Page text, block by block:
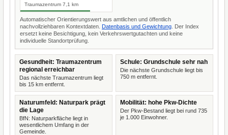
Traumazentrum 7,1 km
Automatischer Orientierungswert aus amtlichen und öffentlich
nachvollziehbaren Kontextdaten. Datenbasis und Gewichtung . Der Index
ersetzt keine Besichtigung, kein Verkehrswertgutachten und keine
individuelle Standortprüfung.
Gesundheit: Traumazentrum
regional erreichbar
Das nächste Traumazentrum liegt
bis 15 km entfernt.
Schule: Grundschule sehr nah
Die nächste Grundschule liegt bis
750 m entfernt.
Naturumfeld: Naturpark prägt
die Lage
BfN: Naturparkfläche liegt in
wesentlichem Umfang in der
Gemeinde.
Mobilität: hohe Pkw-Dichte
Der Pkw-Bestand liegt bei rund 735
je 1.000 Einwohner.